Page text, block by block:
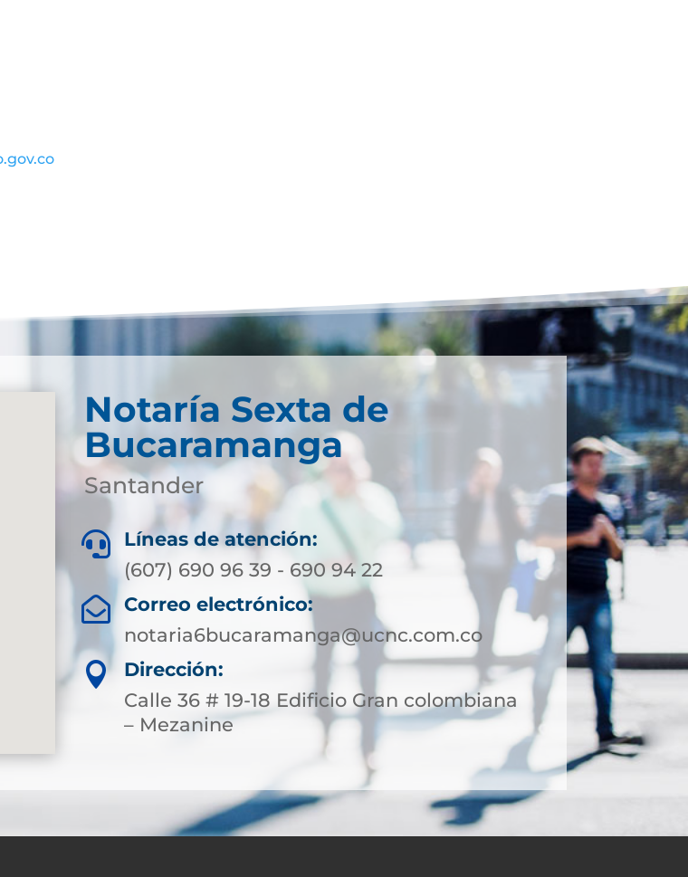
Notaría Sexta de
Bucaramanga
Santander

Líneas de atención:
(607) 690 96 39 - 690 94 22

Correo electrónico:
notaria6bucaramanga@ucnc.com.co

Dirección:
Calle 36 # 19-18 Edificio Gran colombiana
– Mezanine